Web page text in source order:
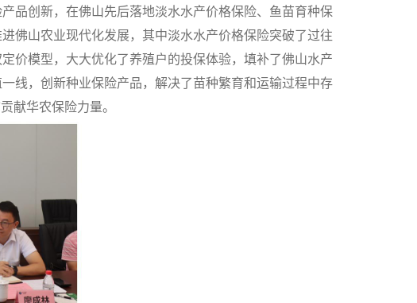
品创新，在佛山先后落地淡水水产价格保险、鱼苗育种保
佛山农业现代化发展，其中淡水水产价格保险突破了过往
价模型，大大优化了养殖户的投保体验，填补了佛山水产
线，创新种业保险产品，解决了苗种繁育和运输过程中存
献华农保险力量。